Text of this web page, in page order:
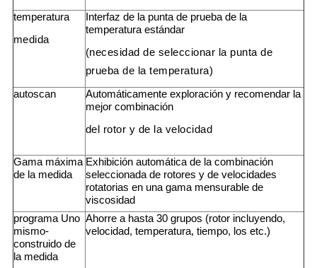
temperatura
medida
Interfaz de la punta de prueba de la
temperatura estándar
(necesidad de seleccionar la punta de
prueba de la temperatura)
autoscan
Automáticamente exploración y recomendar la
mejor combinación
del rotor y de la velocidad
Gama máxima
de la medida
Exhibición automática de la combinación
seleccionada de rotores y de velocidades
rotatorias en una gama mensurable de
viscosidad
programa Uno
mismo-
construido de
la medida
Ahorre a hasta 30 grupos (rotor incluyendo,
velocidad, temperatura, tiempo, los etc.)